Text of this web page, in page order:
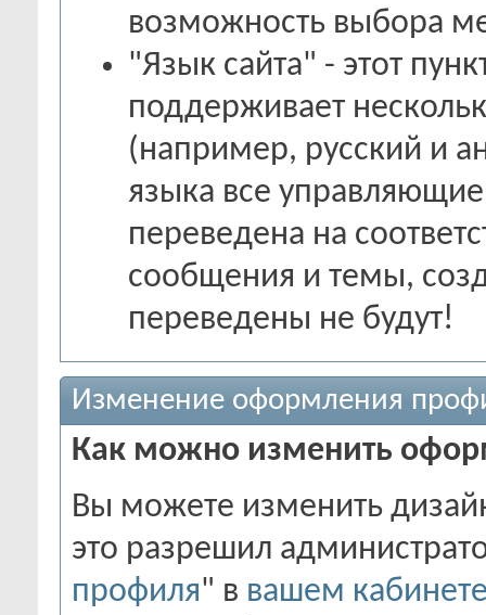
возможность выбора
"Язык сайта" - этот
поддерживает
(например, русский и
языка все
переведена на
сообщения и темы,
переведены не будут!
Изменение оформления
Как можно изменить
Вы можете изменить
это разрешил
профиля" в вашем